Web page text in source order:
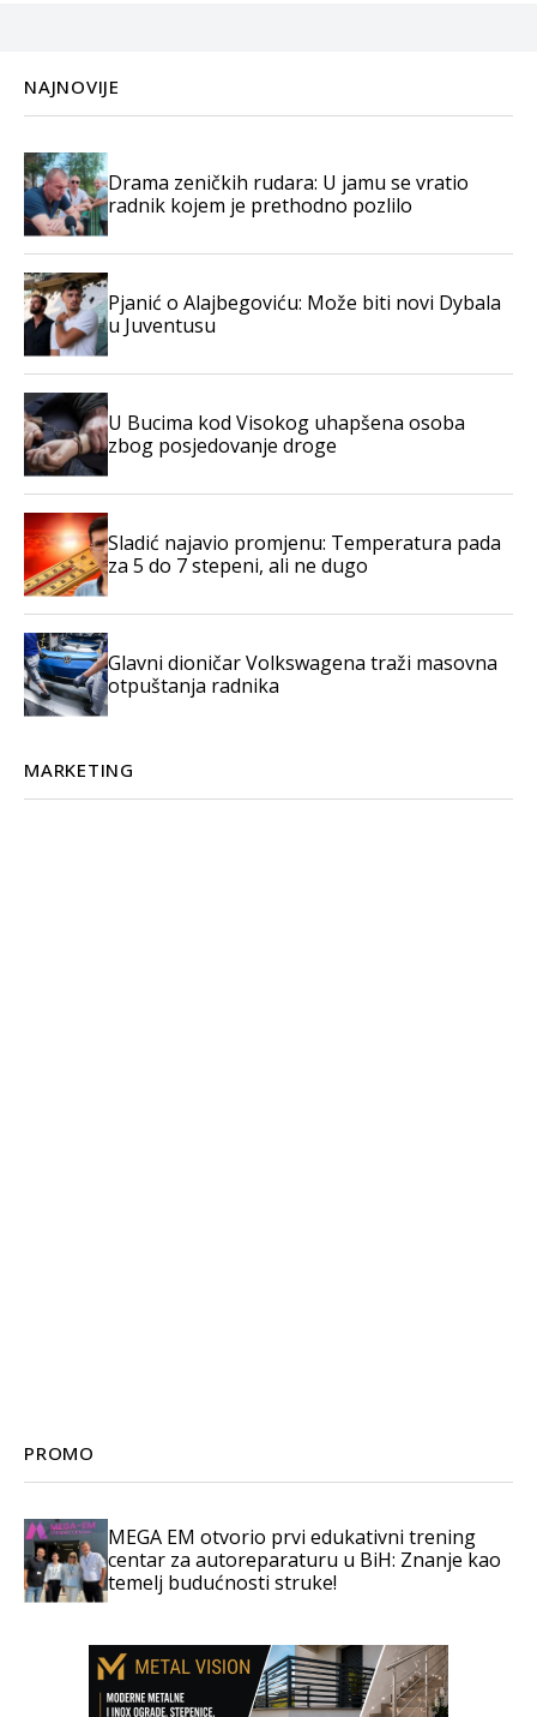
NAJNOVIJE
Drama zeničkih rudara: U jamu se vratio
radnik kojem je prethodno pozlilo
Pjanić o Alajbegoviću: Može biti novi Dybala
u Juventusu
U Bucima kod Visokog uhapšena osoba
zbog posjedovanje droge
Sladić najavio promjenu: Temperatura pada
za 5 do 7 stepeni, ali ne dugo
Glavni dioničar Volkswagena traži masovna
otpuštanja radnika
MARKETING
PROMO
MEGA EM otvorio prvi edukativni trening
centar za autoreparaturu u BiH: Znanje kao
temelj budućnosti struke!